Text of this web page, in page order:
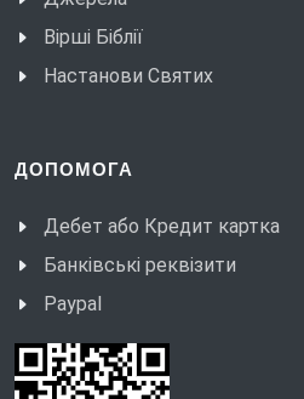
Вірші Біблії
Настанови Святих
ДОПОМОГА
Дебет або Кредит картка
Банківські реквізити
Paypal